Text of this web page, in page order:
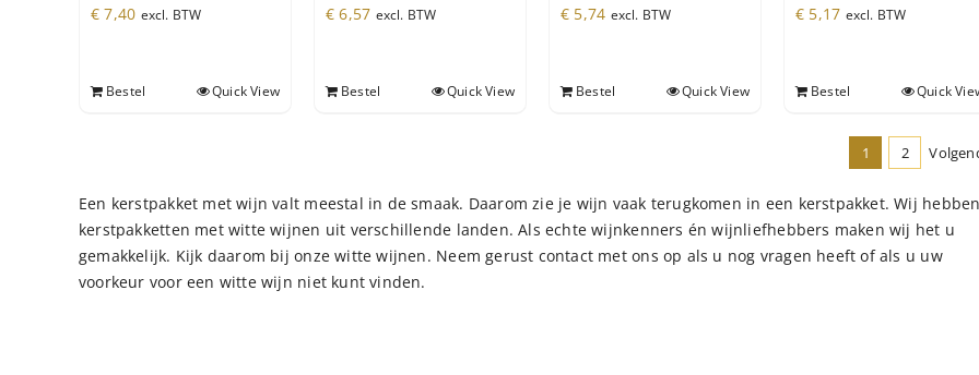
€ 7,40 excl. BTW
Bestel Quick View
€ 6,57 excl. BTW
Bestel Quick View
€ 5,74 excl. BTW
Bestel Quick View
€ 5,17 excl. BTW
Bestel Quick
1 2
Een kerstpakket met wijn valt meestal in de smaak. Daarom zie je wijn vaak terugkomen in een kerstpakket. Wij
kerstpakketten met witte wijnen uit verschillende landen. Als echte wijnkenners én wijnliefhebbers maken wij het u
gemakkelijk. Kijk daarom bij onze witte wijnen. Neem gerust contact met ons op als u nog vragen heeft of als u uw
voorkeur voor een witte wijn niet kunt vinden.